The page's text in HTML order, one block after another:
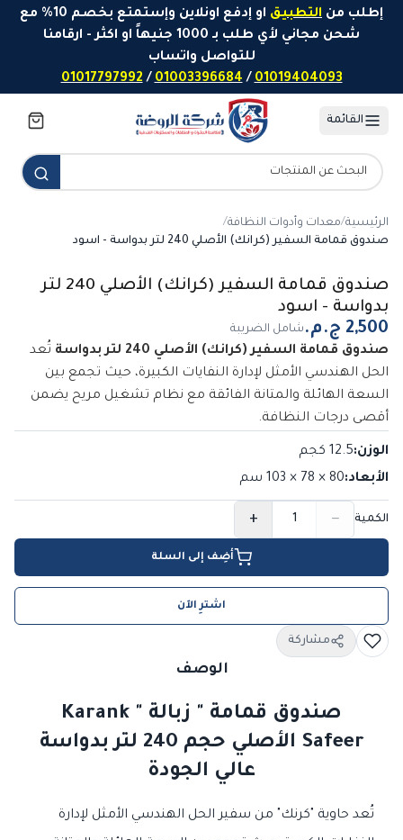
تخطَّ إلى المحتوى
إطلب من التطبيق
او إدفع اونلاين وإستمتع بخصم 10% مع
شحن مجاني لأي طلب بـ 1000 جنيهاً او اكثر - ارقامنا
للتواصل واتساب
01019404093
/
01003396684
/
01017797992
القائمة
الرئيسية/معدات وأدوات النظافة/
صندوق قمامة السفير (كرانك) الأصلي 240 لتر بدواسة - اسود
صندوق قمامة السفير (كرانك) الأصلي 240 لتر
بدواسة - اسود
شامل الضريبة
صندوق قمامة السفير (كرانك) الأصلي 240 لتر بدواسة
تُعد
الحل الهندسي الأمثل لإدارة النفايات الكبيرة، حيث تجمع بين
السعة الهائلة والمتانة الفائقة مع نظام تشغيل مريح يضمن
أقصى درجات النظافة.
الوزن:12.5 كجم
الأبعاد:
80 × 78 × 103 سم
الكمية −
+
أضِف إلى السلة
اشترِ الآن
مشاركة
الوصف
صندوق قمامة " زبالة " Karank
Safeer الأصلي حجم 240 لتر بدواسة
عالي الجودة
تُعد حاوية "كرنك" من سفير الحل الهندسي الأمثل لإدارة